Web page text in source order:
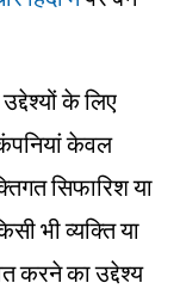
के लिए
केवल
सिफारिश या
भी व्यक्ति या
करने का उद्देश्य